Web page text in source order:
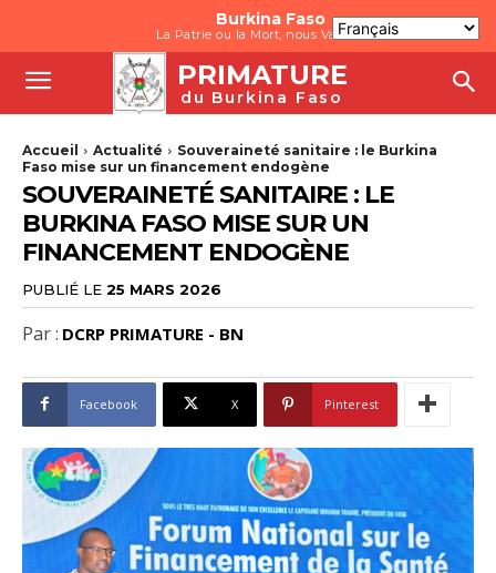
Burkina Faso
La Patrie ou la Mort, nous Vaincrons
PRIMATURE
du Burkina Faso
Accueil Actualité
Souveraineté sanitaire : le Burkina
Faso mise sur un financement endogène
SOUVERAINETÉ SANITAIRE : LE
BURKINA FASO MISE SUR UN
FINANCEMENT ENDOGÈNE
PUBLIÉ LE 25 MARS 2026
Par : DCRP PRIMATURE - BN
Facebook X Pinterest